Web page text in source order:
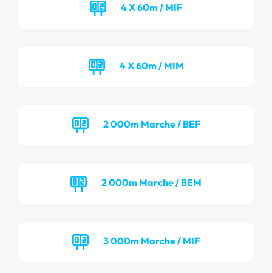
4 X 60m / MIF
4 X 60m / MIM
2 000m Marche / BEF
2 000m Marche / BEM
3 000m Marche / MIF